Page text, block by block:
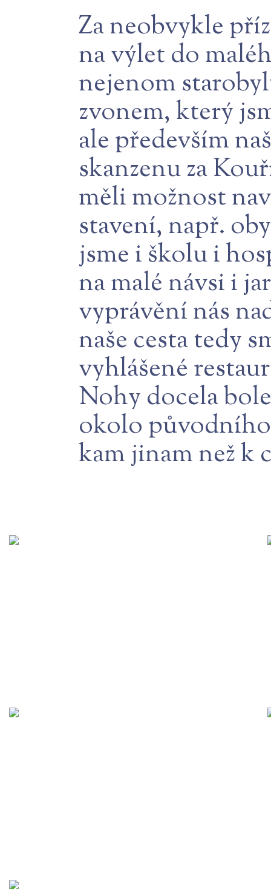
Za neobvykle
na výlet do
nejenom
zvonem, který
ale především
skanzenu za
měli možnost
stavení, např.
jsme i školu i
na malé návsi i
vyprávění nás
naše cesta tedy
vyhlášené
Nohy docela
okolo
kam jinam než k